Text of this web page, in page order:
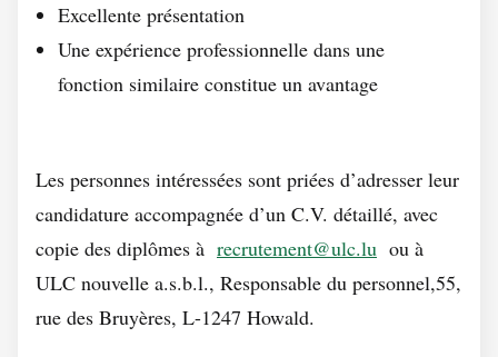
Excellente présentation
Une expérience professionnelle dans une
fonction similaire constitue un avantage
Les personnes intéressées sont priées d’adresser leur
candidature accompagnée d’un C.V. détaillé, avec
copie des diplômes à recrutement@ulc.lu ou à
ULC nouvelle a.s.b.l., Responsable du personnel,55,
rue des Bruyères, L-1247 Howald.